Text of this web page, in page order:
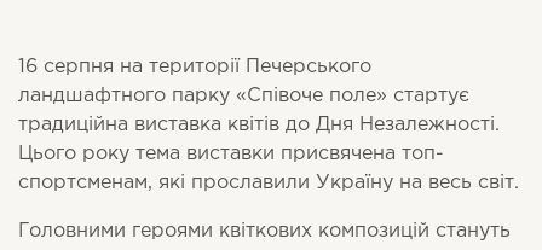
16 серпня на території Печерського
ландшафтного парку «Співоче поле» стартує
традиційна виставка квітів до Дня Незалежності.
Цього року тема виставки присвячена топ-
спортсменам, які прославили Україну на весь світ.
Головними героями квіткових композицій стануть